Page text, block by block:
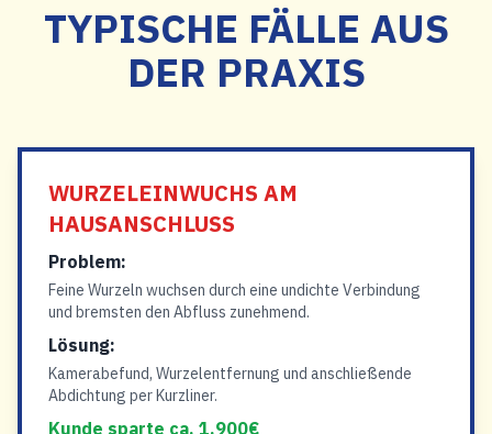
TYPISCHE FÄLLE AUS
DER PRAXIS
WURZELEINWUCHS AM
HAUSANSCHLUSS
Problem:
Feine Wurzeln wuchsen durch eine undichte Verbindung
und bremsten den Abfluss zunehmend.
Lösung:
Kamerabefund, Wurzelentfernung und anschließende
Abdichtung per Kurzliner.
Kunde sparte ca. 1.900€